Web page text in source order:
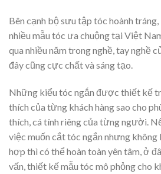
Bên cạnh bộ sưu tập tóc hoành
nhiều mẫu tóc ưa chuộng tại Việt
qua nhiều năm trong nghề, tay nghề
đây cũng cực chất và sáng tạo.
Những kiểu tóc ngắn được thiết kế
thích của từng khách hàng sao cho
thích, cá tính riêng của từng người.
việc muốn cắt tóc ngắn nhưng
hợp thì có thể hoàn toàn yên tâm, ở
vấn, thiết kế mẫu tóc mô phỏng cho